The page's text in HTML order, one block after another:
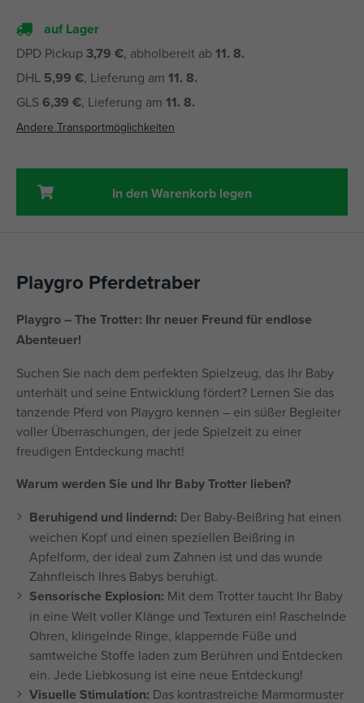
auf Lager
DPD Pickup 3,79 €, abholbereit ab 11. 8.
DHL 5,99 €, Lieferung am 11. 8.
GLS6,39 €, Lieferung am 11. 8.
Andere Transportmöglichkeiten
In den Warenkorb legen
Playgro Pferdetraber
Playgro – The Trotter: Ihr neuer Freund für endlose
Abenteuer!
Suchen Sie nach dem perfekten Spielzeug, das Ihr Baby
unterhält und seine Entwicklung fördert? Lernen Sie das
tanzende Pferd von Playgro kennen – ein süßer Begleiter
voller Überraschungen, der jede Spielzeit zu einer
freudigen Entdeckung macht!
Warum werden Sie und Ihr Baby Trotter lieben?
Beruhigend und lindernd: Der Baby-Beißring hat einen
weichen Kopf und einen speziellen Beißring in
Apfelform, der ideal zum Zahnen ist und das wunde
Zahnfleisch Ihres Babys beruhigt.
Sensorische Explosion: Mit dem Trotter taucht Ihr Baby
in eine Welt voller Klänge und Texturen ein! Raschelnde
Ohren, klingelnde Ringe, klappernde Füße und
samtweiche Stoffe laden zum Berühren und Entdecken
ein. Jede Liebkosung ist eine neue Entdeckung!
Visuelle Stimulation: Das kontrastreiche Marmormuster